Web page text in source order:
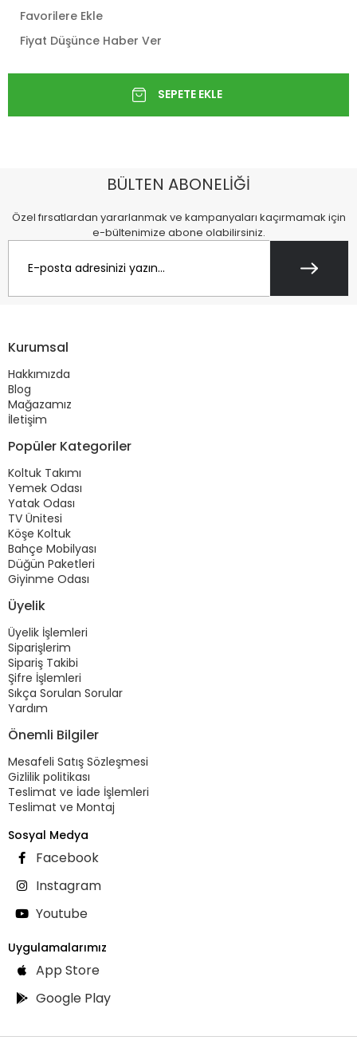
Favorilere Ekle
Fiyat Düşünce Haber Ver
BÜLTEN ABONELİĞİ
Özel fırsatlardan yararlanmak ve kampanyaları kaçırmamak için
e-bültenimize abone olabilirsiniz.
Kurumsal
Hakkımızda
Blog
Mağazamız
İletişim
Popüler Kategoriler
Koltuk Takımı
Yemek Odası
Yatak Odası
TV Ünitesi
Köşe Koltuk
Bahçe Mobilyası
Düğün Paketleri
Giyinme Odası
Üyelik
Üyelik İşlemleri
Siparişlerim
Sipariş Takibi
Şifre İşlemleri
Sıkça Sorulan Sorular
Yardım
Önemli Bilgiler
Mesafeli Satış Sözleşmesi
Gizlilik politikası
Teslimat ve İade İşlemleri
Teslimat ve Montaj
Sosyal Medya
Facebook
Instagram
Youtube
Uygulamalarımız
App Store
Google Play